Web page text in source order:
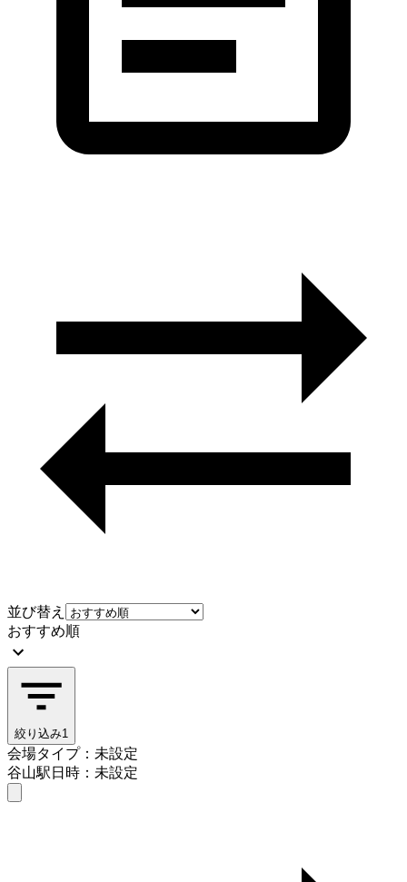
並び替え
おすすめ順
絞り込み1
会場タイプ：未設定
谷山駅日時：未設定